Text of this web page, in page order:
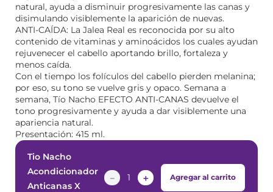
natural, ayuda a disminuir progresivamente las canas y
disimulando visiblemente la aparición de nuevas.
ANTI-CAÍDA: La Jalea Real es reconocida por su alto
contenido de vitaminas y aminoácidos los cuales ayudan
rejuvenecer el cabello aportando brillo, fortaleza y
menos caída.
Con el tiempo los folículos del cabello pierden melanina;
por eso, su tono se vuelve gris y opaco. Semana a
semana, Tío Nacho EFECTO ANTI-CANAS devuelve el
tono progresivamente y ayuda a dar visiblemente una
apariencia natural.
Presentación: 415 ml.
Tio Nacho
Acondicionador
Anticanas X
＋
－ Agregar al carrito